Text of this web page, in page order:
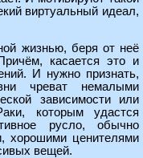
виртуальный идеал,
жизнью, беря от неё
касается это и
И нужно признать,
чреват немалыми
зависимости или
которым удастся
русло, обычно
хорошими ценителями
вещей.